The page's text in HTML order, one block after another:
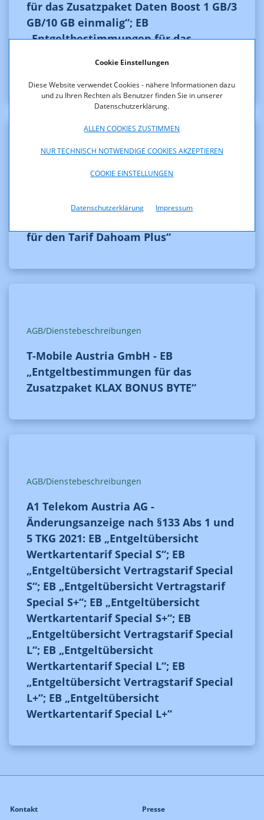
Cookie Einstellungen
Diese Website verwendet Cookies - nähere Informationen dazu
und zu Ihren Rechten als Benutzer finden Sie in unserer
Datenschutzerklärung.
ALLEN COOKIES ZUSTIMMEN
NUR TECHNISCH NOTWENDIGE COOKIES AKZEPTIEREN
COOKIE EINSTELLUNGEN
Datenschutzerklärung Impressum
für das Zusatzpaket Daten Boost 1 GB/3
GB/10 GB einmalig“; EB
„Entgeltbestimmungen für das
Änderungsanzeige nach §133 Abs 1 und
für den Tarif Dahoam Plus“
AGB/Dienstebeschreibungen
T-Mobile Austria GmbH - EB
„Entgeltbestimmungen für das
Zusatzpaket KLAX BONUS BYTE“
AGB/Dienstebeschreibungen
A1 Telekom Austria AG -
Änderungsanzeige nach §133 Abs 1 und
5 TKG 2021: EB „Entgeltübersicht
Wertkartentarif Special S“; EB
„Entgeltübersicht Vertragstarif Special
S“; EB „Entgeltübersicht Vertragstarif
Special S+“; EB „Entgeltübersicht
Wertkartentarif Special S+“; EB
„Entgeltübersicht Vertragstarif Special
L“; EB „Entgeltübersicht
Wertkartentarif Special L“; EB
„Entgeltübersicht Vertragstarif Special
L+“; EB „Entgeltübersicht
Wertkartentarif Special L+“
Kontakt Presse